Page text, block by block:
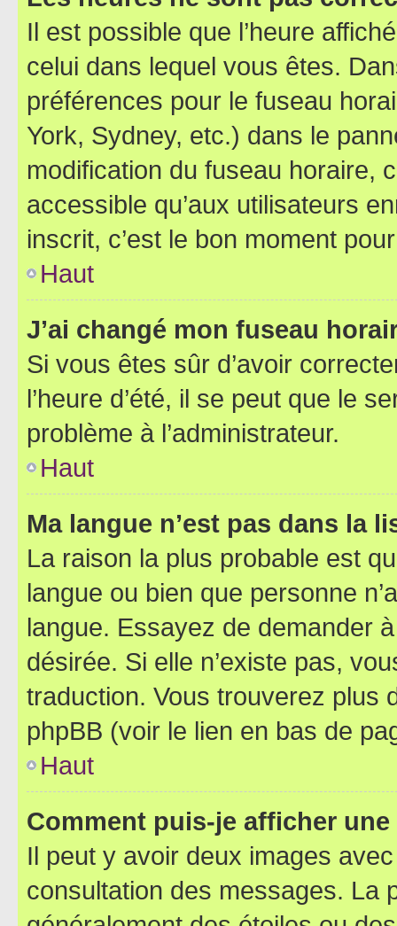
Il est possible que l’heure
celui dans lequel vous êtes.
préférences pour le fuseau
York, Sydney, etc.) dans le
modification du fuseau horaire,
accessible qu’aux utilisateurs
inscrit, c’est le bon moment
Haut
J’ai changé mon fuseau
Si vous êtes sûr d’avoir
l’heure d’été, il se peut que le
problème à l’administrateur.
Haut
Ma langue n’est pas dans la
La raison la plus probable est
langue ou bien que personne
langue. Essayez de demander
désirée. Si elle n’existe pas,
traduction. Vous trouverez plus
phpBB (voir le lien en bas de
Haut
Comment puis-je afficher
Il peut y avoir deux images
consultation des messages. La